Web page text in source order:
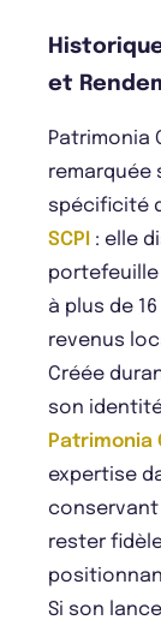
et
Patrimonia
remarquée
spécificité
SCPI : elle
à plus de
revenus
Créée
son
Patrimonia
expertise
conservant
rester
Si son